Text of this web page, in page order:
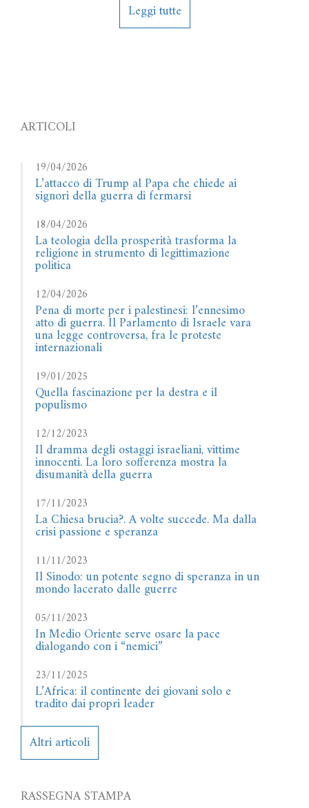
Leggi tutte
ARTICOLI
19/04/2026
L’attacco di Trump al Papa che chiede ai
signori della guerra di fermarsi
18/04/2026
La teologia della prosperità trasforma la
religione in strumento di legittimazione
politica
12/04/2026
Pena di morte per i palestinesi: l’ennesimo
atto di guerra. Il Parlamento di Israele vara
una legge controversa, fra le proteste
internazionali
19/01/2025
Quella fascinazione per la destra e il
populismo
12/12/2023
Il dramma degli ostaggi israeliani, vittime
innocenti. La loro sofferenza mostra la
disumanità della guerra
17/11/2023
La Chiesa brucia?. A volte succede. Ma dalla
crisi passione e speranza
11/11/2023
Il Sinodo: un potente segno di speranza in un
mondo lacerato dalle guerre
05/11/2023
In Medio Oriente serve osare la pace
dialogando con i “nemici”
23/11/2025
L’Africa: il continente dei giovani solo e
tradito dai propri leader
Altri articoli
RASSEGNA STAMPA